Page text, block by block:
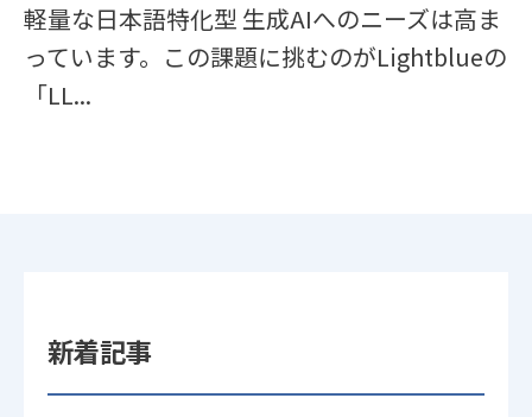
軽量な日本語特化型 生成AIへのニーズは高ま
っています。この課題に挑むのがLightblueの
「LL...
新着記事